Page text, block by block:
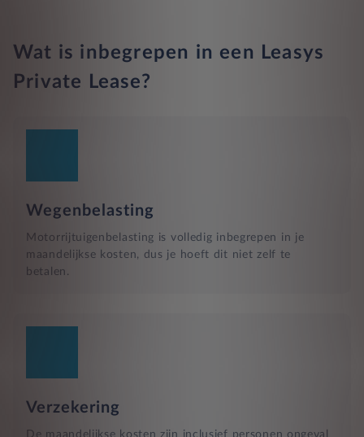
Wat is inbegrepen in een Leasys
Private Lease?
Wegenbelasting
Motorrijtuigenbelasting is volledig inbegrepen in je
maandelijkse kosten, dus je hoeft dit niet zelf te
betalen.
Verzekering
De maandelijkse kosten zijn inclusief personen ongeval